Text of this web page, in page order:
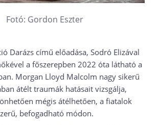
Fotó: Gordon Eszter
Darázs című előadása, Sodró Elizával
a főszerepben 2022 óta látható a
Morgan Lloyd Malcolm nagy sikerű
átélt traumák hatásait vizsgálja,
mégis átélhetően, a fiatalok
befogadható módon.